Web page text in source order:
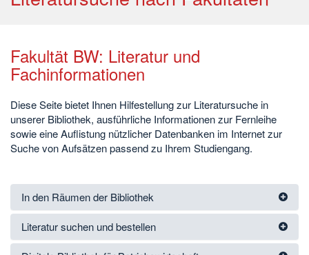
Fakultät BW: Literatur und
Fachinformationen
Diese Seite bietet Ihnen Hilfestellung zur Literatursuche in
unserer Bibliothek, ausführliche Informationen zur Fernleihe
sowie eine Auflistung nützlicher Datenbanken im Internet zur
Suche von Aufsätzen passend zu Ihrem Studiengang.
In den Räumen der Bibliothek
Literatur suchen und bestellen